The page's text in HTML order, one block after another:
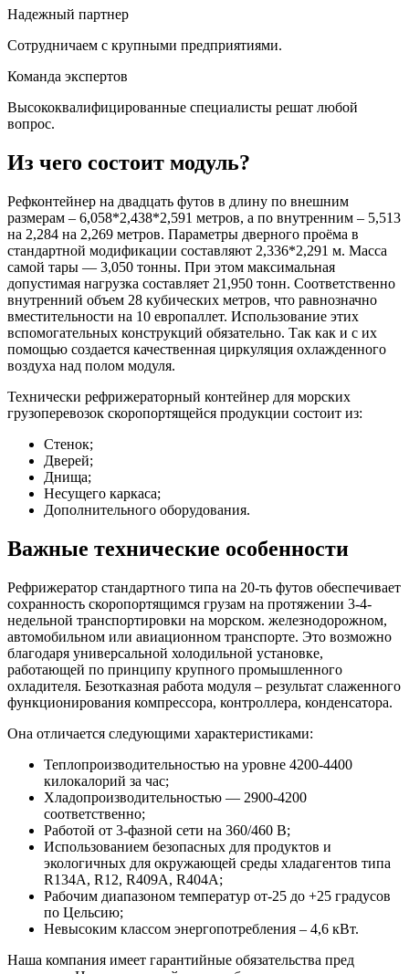
Надежный партнер
Сотрудничаем с крупными предприятиями.
Команда экспертов
Высококвалифицированные специалисты решат любой
вопрос.
Из чего состоит модуль?
Рефконтейнер на двадцать футов в длину по внешним
размерам – 6,058*2,438*2,591 метров, а по внутренним – 5,513
на 2,284 на 2,269 метров. Параметры дверного проёма в
стандартной модификации составляют 2,336*2,291 м. Масса
самой тары — 3,050 тонны. При этом максимальная
допустимая нагрузка составляет 21,950 тонн. Соответственно
внутренний объем 28 кубических метров, что равнозначно
вместительности на 10 европаллет. Использование этих
вспомогательных конструкций обязательно. Так как и с их
помощью создается качественная циркуляция охлажденного
воздуха над полом модуля.
Технически рефрижераторный контейнер для морских
грузоперевозок скоропортящейся продукции состоит из:
Стенок;
Дверей;
Днища;
Несущего каркаса;
Дополнительного оборудования.
Важные технические особенности
Рефрижератор стандартного типа на 20-ть футов обеспечивает
сохранность скоропортящимся грузам на протяжении 3-4-
недельной транспортировки на морском. железнодорожном,
автомобильном или авиационном транспорте. Это возможно
благодаря универсальной холодильной установке,
работающей по принципу крупного промышленного
охладителя. Безотказная работа модуля – результат слаженного
функционирования компрессора, контроллера, конденсатора.
Она отличается следующими характеристиками:
Теплопроизводительностью на уровне 4200-4400
килокалорий за час;
Хладопроизводительностью — 2900-4200
соответственно;
Работой от 3-фазной сети на 360/460 B;
Использованием безопасных для продуктов и
экологичных для окружающей среды хладагентов типа
R134A, R12, R409A, R404A;
Рабочим диапазоном температур от-25 до +25 градусов
по Цельсию;
Невысоким классом энергопотребления – 4,6 кВт.
Наша компания имеет гарантийные обязательства пред